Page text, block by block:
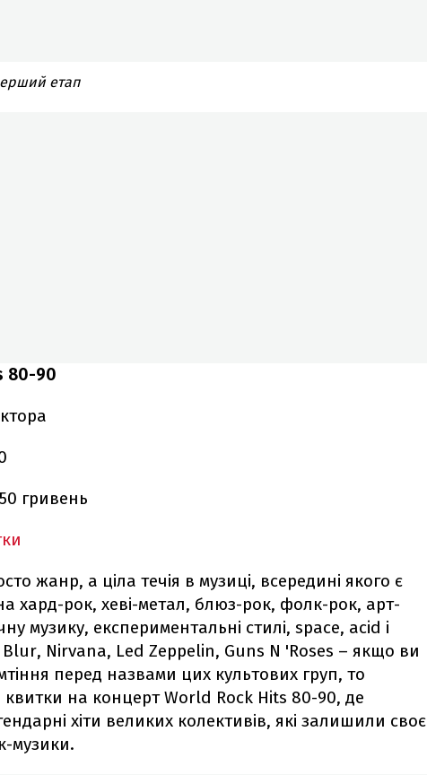
етап
80-90
гривень
жанр, а ціла течія в музиці, всередині якого є
хард-рок, хеві-метал, блюз-рок, фолк-рок, арт-
музику, експериментальні стилі, space, acid і
Blur, Nirvana, Led Zeppelin, Guns N 'Roses – якщо ви
перед назвами цих культових груп, то
квитки на концерт World Rock Hits 80-90, де
хіти великих колективів, які залишили своє
музики.